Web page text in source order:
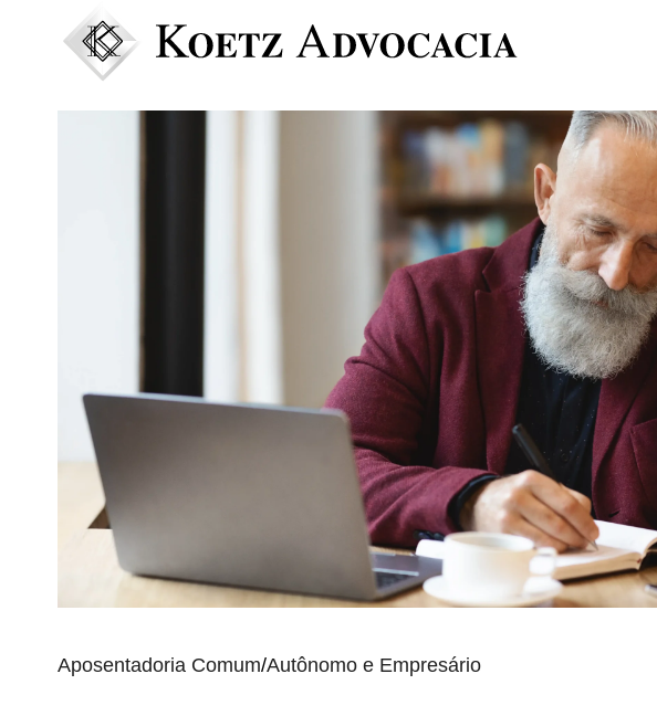
Aposentadoria Comum/Autônomo e Empresário